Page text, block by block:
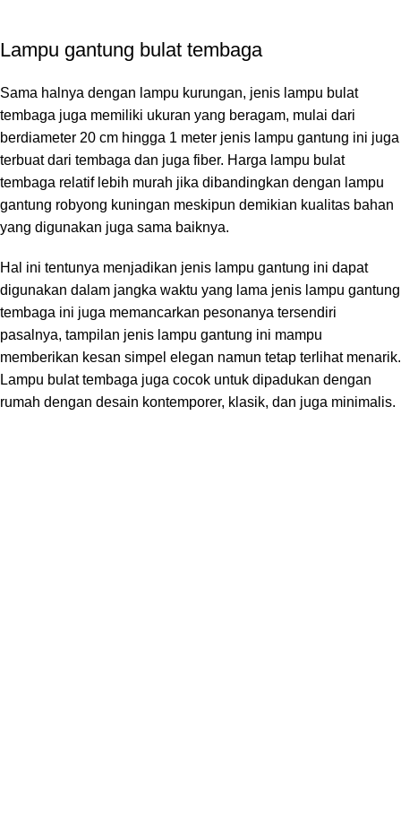
Lampu gantung bulat tembaga
Sama halnya dengan lampu kurungan, jenis lampu bulat
tembaga juga memiliki ukuran yang beragam, mulai dari
berdiameter 20 cm hingga 1 meter jenis lampu gantung ini juga
terbuat dari tembaga dan juga fiber. Harga lampu bulat
tembaga relatif lebih murah jika dibandingkan dengan lampu
gantung robyong kuningan meskipun demikian kualitas bahan
yang digunakan juga sama baiknya.
Hal ini tentunya menjadikan jenis lampu gantung ini dapat
digunakan dalam jangka waktu yang lama jenis lampu gantung
tembaga ini juga memancarkan pesonanya tersendiri
pasalnya, tampilan jenis lampu gantung ini mampu
memberikan kesan simpel elegan namun tetap terlihat menarik.
Lampu bulat tembaga juga cocok untuk dipadukan dengan
rumah dengan desain kontemporer, klasik, dan juga minimalis.